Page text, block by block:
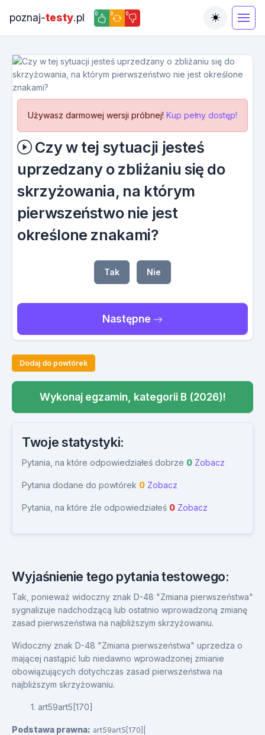
poznaj-testy.pl 0 0 0
Toggle
Używasz darmowej wersji próbnej! Kup pełny dostęp!
Czy w tej sytuacji jesteś
uprzedzany o zbliżaniu się do
skrzyżowania, na którym
pierwszeństwo nie jest
określone znakami?
Tak Nie
Następne
Dodaj do powtórek
Wykonaj egzamin, kategorii B (2026)!
Twoje statystyki:
Pytania, na które odpowiedziałeś dobrze 0 Zobacz
Pytania dodane do powtórek 0 Zobacz
Pytania, na które źle odpowiedziałeś 0 Zobacz
Wyjaśnienie tego pytania testowego:
Tak, ponieważ widoczny znak D-48 "Zmiana pierwszeństwa"
sygnalizuje nadchodzącą lub ostatnio wprowadzoną zmianę
zasad pierwszeństwa na najbliższym skrzyżowaniu.
Widoczny znak D-48 "Zmiana pierwszeństwa" uprzedza o
mającej nastąpić lub niedawno wprowadzonej zmianie
obowiązujących dotychczas zasad pierwszeństwa na
najbliższym skrzyżowaniu.
1. art59art5[170]
Podstawa prawna: art59art5[170]|